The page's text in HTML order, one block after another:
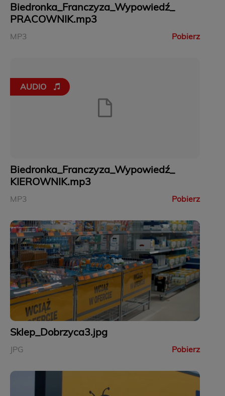
Biedronka_Franczyza_Wypowiedź_
PRACOWNIK.mp3
MP3 Pobierz
AUDIO
Biedronka_Franczyza_Wypowiedź_
KIEROWNIK.mp3
MP3 Pobierz
Sklep_Dobrzyca3.jpg
JPG Pobierz